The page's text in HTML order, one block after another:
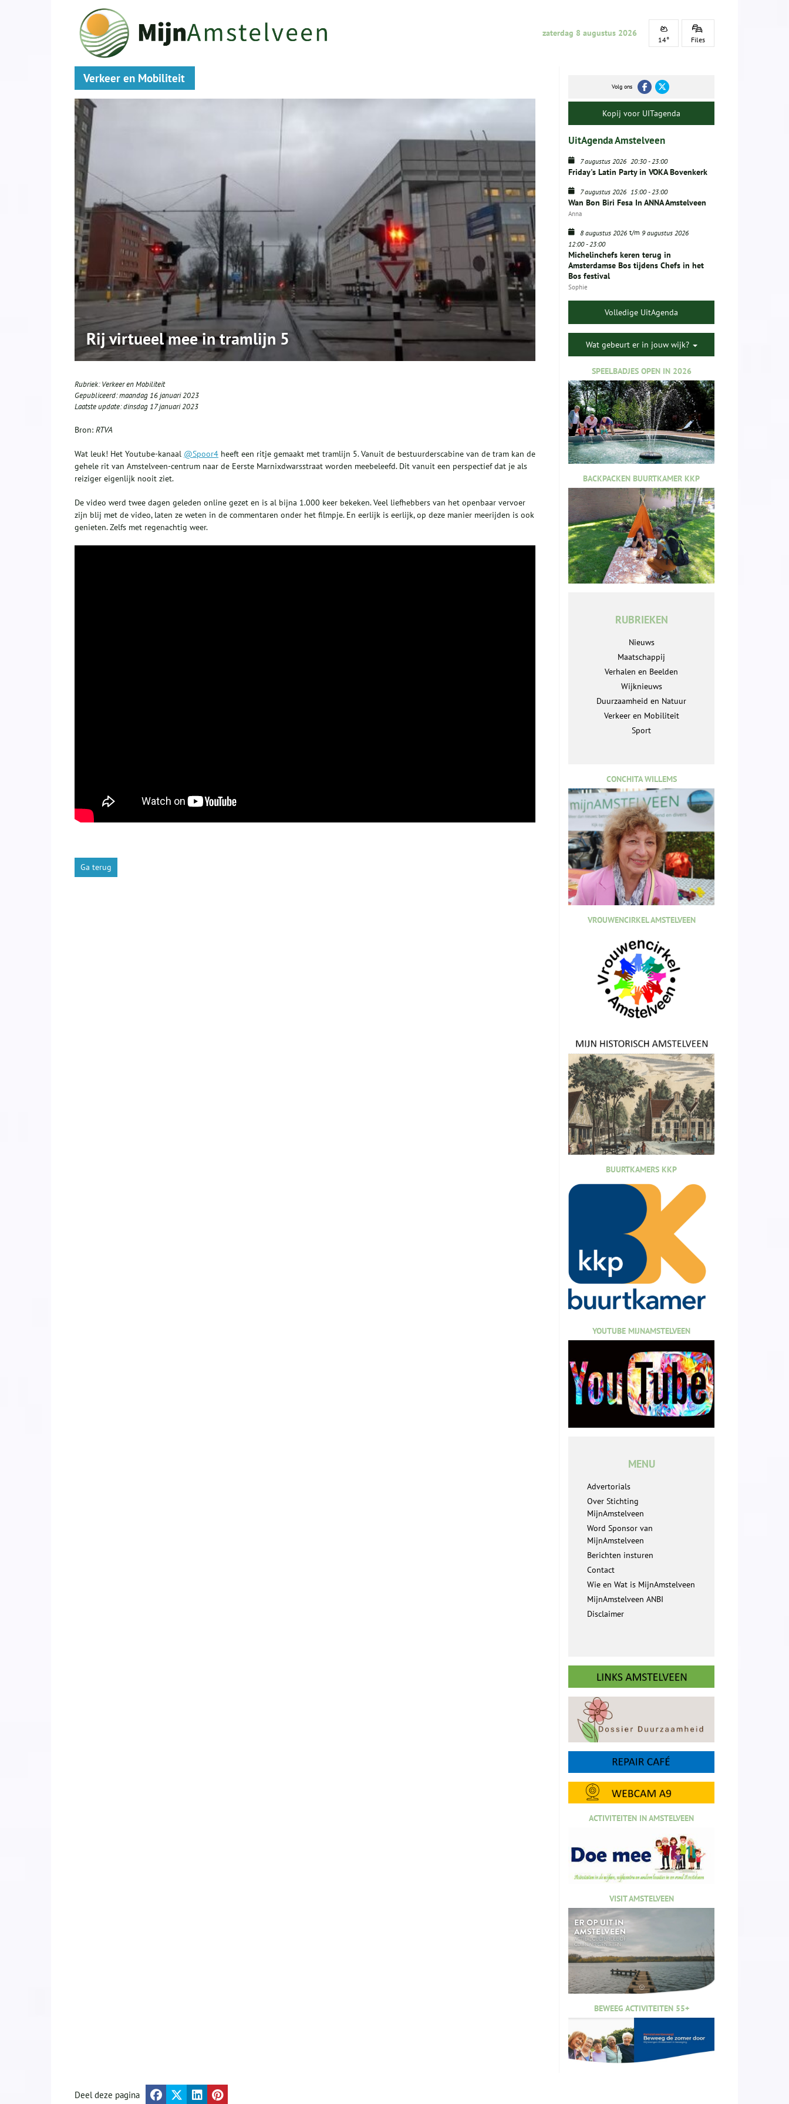
zaterdag 8 augustus 2026
14° Files
Verkeer en Mobiliteit
Rij virtueel mee in tramlijn 5
Rubriek:Verkeer en Mobiliteit
Gepubliceerd:maandag 16 januari 2023
Laatste update:dinsdag 17 januari 2023
Bron: RTVA
Wat leuk! Het Youtube-kanaal @Spoor4 heeft een ritje gemaakt met tramlijn 5. Vanuit de bestuurderscabine van de tram kan de
gehele rit van Amstelveen-centrum naar de Eerste Marnixdwarsstraat worden meebeleefd. Dit vanuit een perspectief dat je als
reiziger eigenlijk nooit ziet.
De video werd twee dagen geleden online gezet en is al bijna 1.000 keer bekeken. Veel liefhebbers van het openbaar vervoer
zijn blij met de video, laten ze weten in de commentaren onder het filmpje. En eerlijk is eerlijk, op deze manier meerijden is ook
genieten. Zelfs met regenachtig weer.
Ga terug
Volg ons
Kopij voor UITagenda
UitAgenda Amstelveen
7 augustus 2026 20:30-23:00
Friday's Latin Party in VOKA Bovenkerk
7 augustus 2026 15:00-23:00
Wan Bon Biri Fesa In ANNA Amstelveen
Anna
8 augustus 2026 t/m 9 augustus 2026
12:00-23:00
Michelinchefs keren terug in
Amsterdamse Bos tijdens Chefs in het
Bos festival
Sophie
Volledige UitAgenda
Wat gebeurt er in jouw wijk?
SPEELBADJES OPEN IN 2026
BACKPACKEN BUURTKAMER KKP
RUBRIEKEN
Nieuws
Maatschappij
Verhalen en Beelden
Wijknieuws
Duurzaamheid en Natuur
Verkeer en Mobiliteit
Sport
CONCHITA WILLEMS
VROUWENCIRKEL AMSTELVEEN
BUURTKAMERS KKP
YOUTUBE MIJNAMSTELVEEN
MENU
Advertorials
Over Stichting
MijnAmstelveen
Word Sponsor van
MijnAmstelveen
Berichten insturen
Contact
Wie en Wat is MijnAmstelveen
MijnAmstelveen ANBI
Disclaimer
ACTIVITEITEN IN AMSTELVEEN
VISIT AMSTELVEEN
BEWEEG ACTIVITEITEN 55+
Deel deze pagina